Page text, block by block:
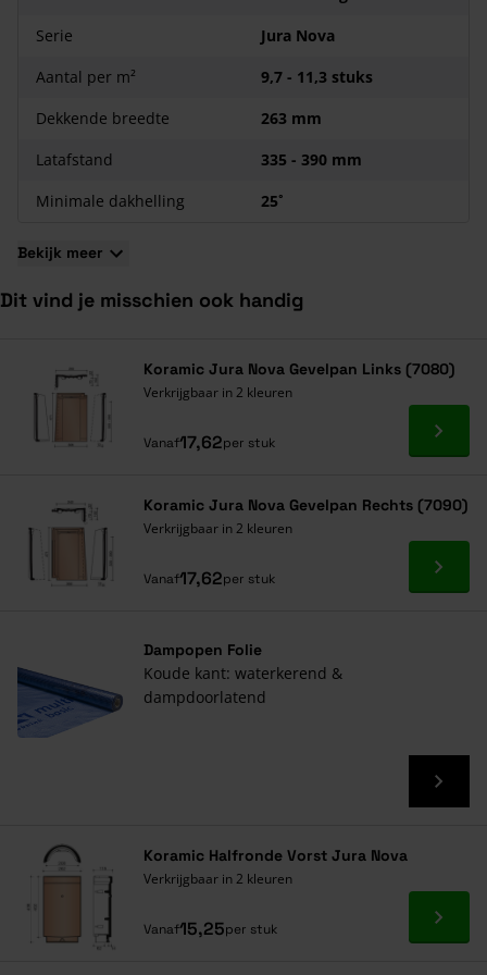
Jura Nova Hulpstukken bestellen
dakpannen. Voor al deze pannen zijn ook speciale
raadzaam deze altijd mee te bestellen.
Serie
Jura Nova
Aantal per m²
9,7 - 11,3 stuks
Dekkende breedte
263 mm
Latafstand
335 - 390 mm
Minimale dakhelling
25˚
Bekijk meer
Dit vind je misschien ook handig
Koramic Jura Nova Gevelpan Links (7080)
Verkrijgbaar in 2 kleuren
Vanaf17,62per stuk Ga
Koramic Jura Nova Gevelpan Rechts (7090)
Verkrijgbaar in 2 kleuren
Vanaf17,62per stuk Ga
Dampopen Folie
Koude kant: waterkerend &
dampdoorlatend
Koramic Halfronde Vorst Jura Nova
Verkrijgbaar in 2 kleuren
Vanaf15,25per stuk Ga